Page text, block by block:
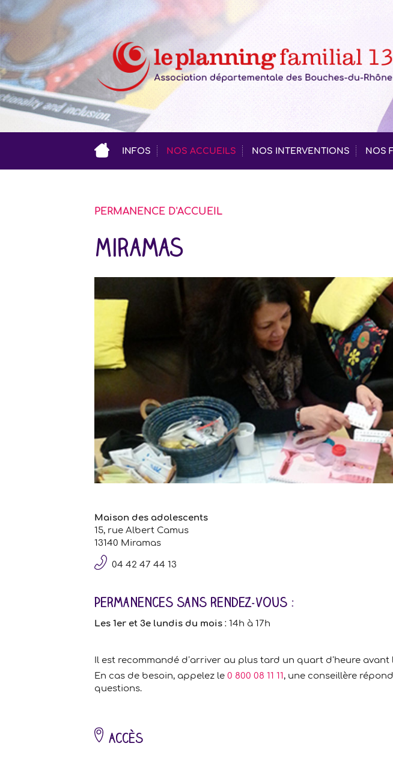
INFOS NOS ACCUEILS NOS INTERVENTIONS NOS
PERMANENCE D'ACCUEIL
Miramas
Maison des adolescents
15, rue Albert Camus
13140 Miramas
04 42 47 44 13
Permanences sans rendez-vous :
Les 1er et 3e lundis du mois : 14h à 17h
Il est recommandé d’arriver au plus tard un quart d’heure
En cas de besoin, appelez le 0 800 08 11 11, une conseillère
questions.
Accès